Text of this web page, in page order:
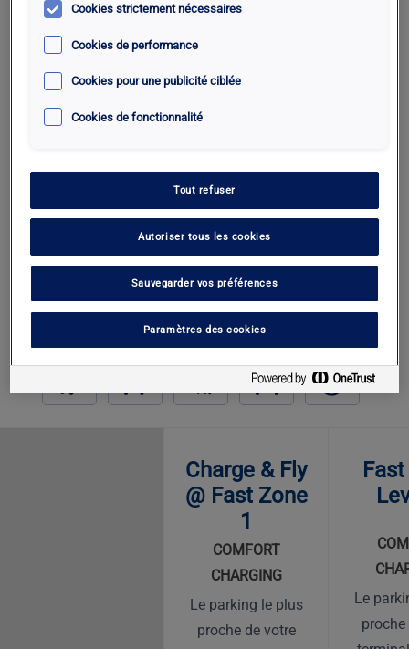
Charging
Par quel type de services êtes-vous intéressé ?
Charge & Fly
@ Fast Zone
1
COMFORT
CHARGING
Le parking le plus
proche de votre
Le
proche
Cookies strictement nécessaires
Cookies de performance
Cookies pour une publicité ciblée
Cookies de fonctionnalité
Tout refuser
Autoriser tous les cookies
Sauvegarder vos préférences
Paramètres des cookies